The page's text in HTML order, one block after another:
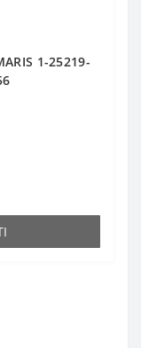
1-25219-